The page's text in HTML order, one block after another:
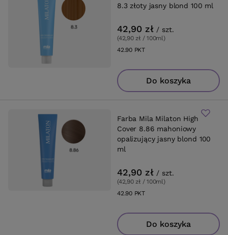
8.3 złoty jasny blond 100 ml
42,90 zł / szt.
(42,90 zł / 100ml)
42.90PKTpunktów
Do koszyka
Farba Mila Milaton High
Cover 8.86 mahoniowy
opalizujący jasny blond 100
ml
42,90 zł / szt.
(42,90 zł / 100ml)
42.90PKTpunktów
Do koszyka